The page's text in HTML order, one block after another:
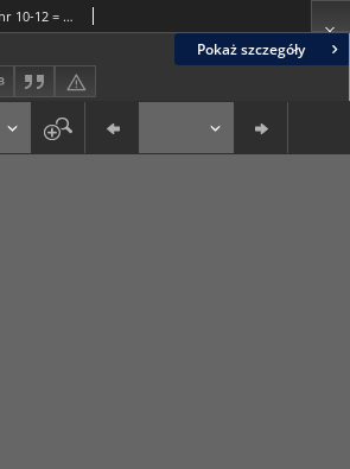
Pokaż szczegóły
Zbiór Dokumentów, R.35, nr 10-12 = 412-414 (1979)